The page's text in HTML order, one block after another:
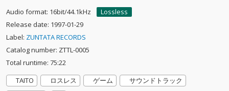
Audio format: 16bit/44.1kHz
Lossless
Release date: 1997-01-29
Label: ZUNTATA RECORDS
Catalog number: ZTTL-0005
Total runtime: 75:22
TAITO
ロスレス ゲーム
サウンドトラック